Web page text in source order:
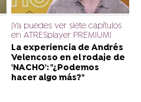
¡Ya puedes ver siete capítulos
en ATRESplayer PREMIUM!
La experiencia de Andrés
Velencoso en el rodaje de
'NACHO': "¿Podemos
hacer algo más?"